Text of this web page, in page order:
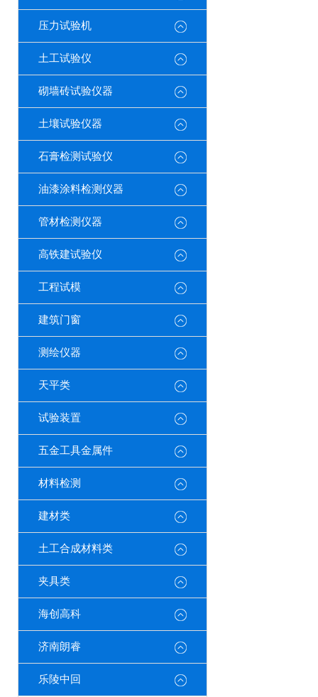
压力试验机
土工试验仪
砌墙砖试验仪器
土壤试验仪器
石膏检测试验仪
油漆涂料检测仪器
管材检测仪器
高铁建试验仪
工程试模
建筑门窗
测绘仪器
天平类
试验装置
五金工具金属件
材料检测
建材类
土工合成材料类
夹具类
海创高科
济南朗睿
乐陵中回